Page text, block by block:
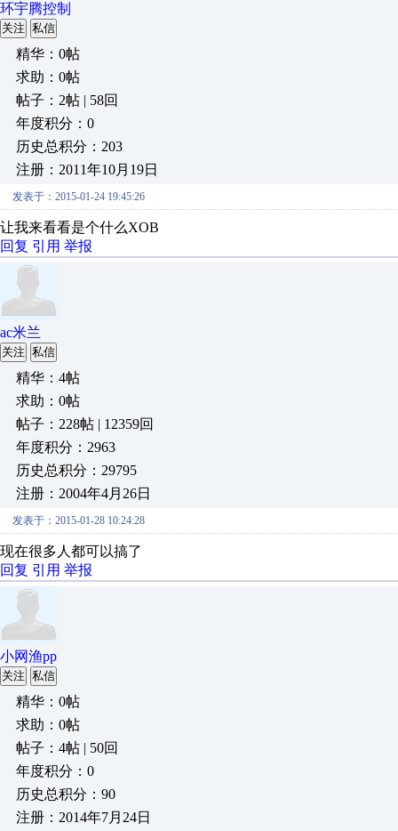
环宇腾控制
关注 私信
精华：0帖
求助：0帖
帖子：2帖 | 58回
年度积分：0
历史总积分：203
注册：2011年10月19日
发表于：2015-01-24 19:45:26
让我来看看是个什么XOB
回复 引用 举报
ac米兰
关注 私信
精华：4帖
求助：0帖
帖子：228帖 | 12359回
年度积分：2963
历史总积分：29795
注册：2004年4月26日
发表于：2015-01-28 10:24:28
现在很多人都可以搞了
回复 引用 举报
小网渔pp
关注 私信
精华：0帖
求助：0帖
帖子：4帖 | 50回
年度积分：0
历史总积分：90
注册：2014年7月24日